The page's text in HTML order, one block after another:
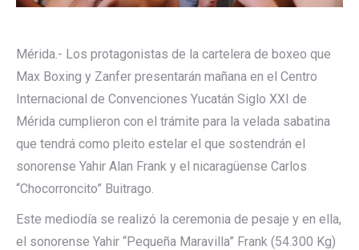
Mérida.- Los protagonistas de la cartelera de boxeo que
Max Boxing y Zanfer presentarán mañana en el Centro
Internacional de Convenciones Yucatán Siglo XXI de
Mérida cumplieron con el trámite para la velada sabatina
que tendrá como pleito estelar el que sostendrán el
sonorense Yahir Alan Frank y el nicaragüense Carlos
“Chocorroncito” Buitrago.
Este mediodía se realizó la ceremonia de pesaje y en ella,
el sonorense Yahir “Pequeña Maravilla” Frank (54.300 Kg)